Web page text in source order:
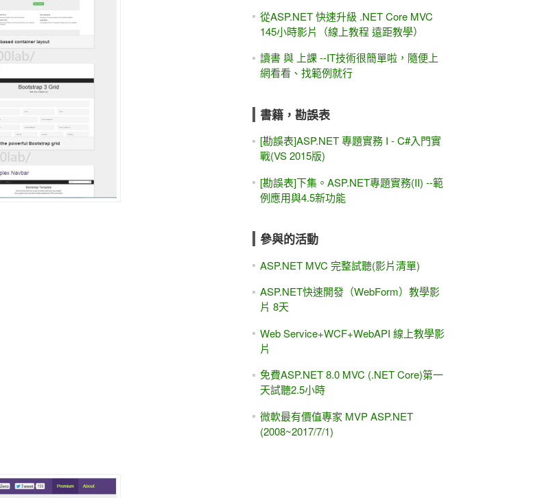
從ASP.NET 快速升級 .NET Core MVC
145小時影片（線上教程 遠距教學）
讀書 與 上課 --IT技術很簡單啦，隨便上
網看看、找範例就行
書籍，勘誤表
[勘誤表]ASP.NET 專題實務 I - C#入門實
戰(VS 2015版)
[勘誤表]下集。ASP.NET專題實務(II) --範
例應用與4.5新功能
參與的活動
ASP.NET MVC 完整試聽(影片清單)
ASP.NET快速開發（WebForm）教學影
片 8天
Web Service+WCF+WebAPI 線上教學影
片
免費ASP.NET 8.0 MVC (.NET Core)第一
天試聽2.5小時
微軟最有價值專家 MVP ASP.NET
(2008~2017/7/1)